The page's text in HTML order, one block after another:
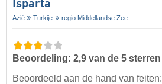
Isparta
Azië Turkije regio Middellandse Zee
Beoordeling: 2,9 van de 5 sterren
Beoordeeld aan de hand van feiten: